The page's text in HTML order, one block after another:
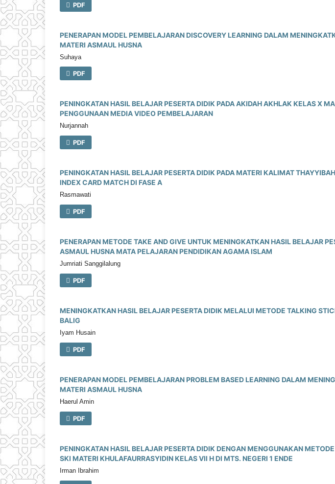
PDF
PENERAPAN MODEL PEMBELAJARAN DISCOVERY LEARNING DALAM
MATERI ASMAUL HUSNA
Suhaya
PDF
PENINGKATAN HASIL BELAJAR PESERTA DIDIK PADA AKIDAH AKHLAK KELAS X
PENGGUNAAN MEDIA VIDEO PEMBELAJARAN
Nurjannah
PDF
PENINGKATAN HASIL BELAJAR PESERTA DIDIK PADA MATERI KALIMAT
INDEX CARD MATCH DI FASE A
Rasmawati
PDF
PENERAPAN METODE TAKE AND GIVE UNTUK MENINGKATKAN HASIL BELAJAR
ASMAUL HUSNA MATA PELAJARAN PENDIDIKAN AGAMA ISLAM
Jumriati Sanggilalung
PDF
MENINGKATKAN HASIL BELAJAR PESERTA DIDIK MELALUI METODE TALKING
BALIG
Iyam Husain
PDF
PENERAPAN MODEL PEMBELAJARAN PROBLEM BASED LEARNING DALAM
MATERI ASMAUL HUSNA
Haerul Amin
PDF
PENINGKATAN HASIL BELAJAR PESERTA DIDIK DENGAN MENGGUNAKAN
SKI MATERI KHULAFAURRASYIDIN KELAS VII H DI MTS. NEGERI 1 ENDE
Irman Ibrahim